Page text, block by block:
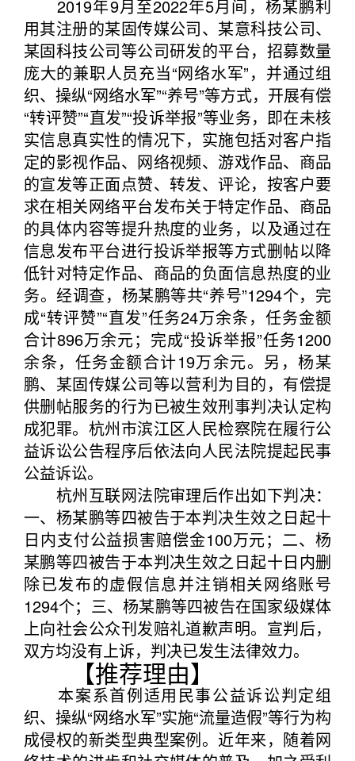
2019年9月至2022年5月间，杨某鹏利
用其注册的某固传媒公司、某意科技公司、
某固科技公司等公司研发的平台，招募数量
庞大的兼职人员充当“网络水军”，并通过组
织、操纵“网络水军”“养号”等方式，开展有偿
“转评赞”“直发”“投诉举报”等业务，即在未核
实信息真实性的情况下，实施包括对客户指
定的影视作品、网络视频、游戏作品、商品
的宣发等正面点赞、转发、评论，按客户要
求在相关网络平台发布关于特定作品、商品
的具体内容等提升热度的业务，以及通过在
信息发布平台进行投诉举报等方式删帖以降
低针对特定作品、商品的负面信息热度的业
务。经调查，杨某鹏等共“养号”1294个，完
成“转评赞”“直发”任务24万余条，任务金额
合计896万余元；完成“投诉举报”任务1200
余条，任务金额合计19万余元。另，杨某
鹏、某固传媒公司等以营利为目的，有偿提
供删帖服务的行为已被生效刑事判决认定构
成犯罪。杭州市滨江区人民检察院在履行公
益诉讼公告程序后依法向人民法院提起民事
公益诉讼。
杭州互联网法院审理后作出如下判决：
一、杨某鹏等四被告于本判决生效之日起十
日内支付公益损害赔偿金100万元；二、杨
某鹏等四被告于本判决生效之日起十日内删
除已发布的虚假信息并注销相关网络账号
1294个；三、杨某鹏等四被告在国家级媒体
上向社会公众刊发赔礼道歉声明。宣判后，
双方均没有上诉，判决已发生法律效力。
【推荐理由】
本案系首例适用民事公益诉讼判定组
织、操纵“网络水军”实施“流量造假”等行为构
成侵权的新类型典型案例。近年来，随着网